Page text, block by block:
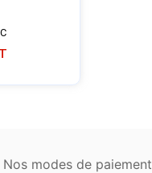
Nos modes de paiement